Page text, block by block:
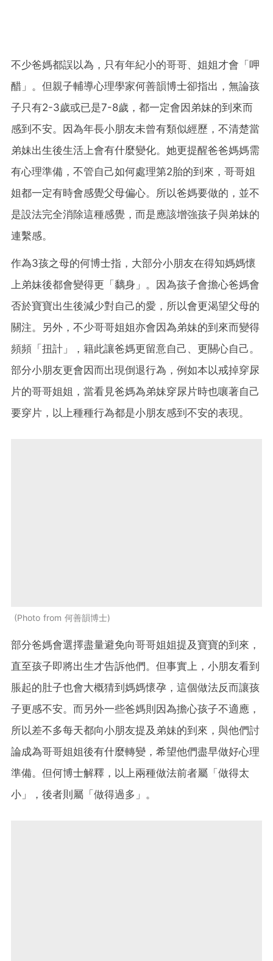
不少爸媽都誤以為，只有年紀小的哥哥、姐姐才會「呷
醋」。但親子輔導心理學家何善韻博士卻指出，無論孩
子只有2-3歲或已是7-8歲，都一定會因弟妹的到來而
感到不安。因為年長小朋友未曾有類似經歷，不清楚當
弟妹出生後生活上會有什麼變化。她更提醒爸爸媽媽需
有心理準備，不管自己如何處理第2胎的到來，哥哥姐
姐都一定有時會感覺父母偏心。所以爸媽要做的，並不
是設法完全消除這種感覺，而是應該增強孩子與弟妹的
連繫感。
作為3孩之母的何博士指，大部分小朋友在得知媽媽懷
上弟妹後都會變得更「黐身」。因為孩子會擔心爸媽會
否於寶寶出生後減少對自己的愛，所以會更渴望父母的
關注。另外，不少哥哥姐姐亦會因為弟妹的到來而變得
頻頻「扭計」，籍此讓爸媽更留意自己、更關心自己。
部分小朋友更會因而出現倒退行為，例如本以戒掉穿尿
片的哥哥姐姐，當看見爸媽為弟妹穿尿片時也嚷著自己
要穿片，以上種種行為都是小朋友感到不安的表現。
Photo from 何善韻博士
部分爸媽會選擇盡量避免向哥哥姐姐提及寶寶的到來，
直至孩子即將出生才告訴他們。但事實上，小朋友看到
脹起的肚子也會大概猜到媽媽懷孕，這個做法反而讓孩
子更感不安。而另外一些爸媽則因為擔心孩子不適應，
所以差不多每天都向小朋友提及弟妹的到來，與他們討
論成為哥哥姐姐後有什麼轉變，希望他們盡早做好心理
準備。但何博士解釋，以上兩種做法前者屬「做得太
小」，後者則屬「做得過多」。